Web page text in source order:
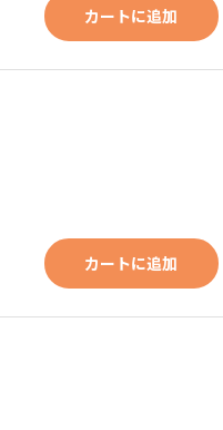
カートに追加
カートに追加